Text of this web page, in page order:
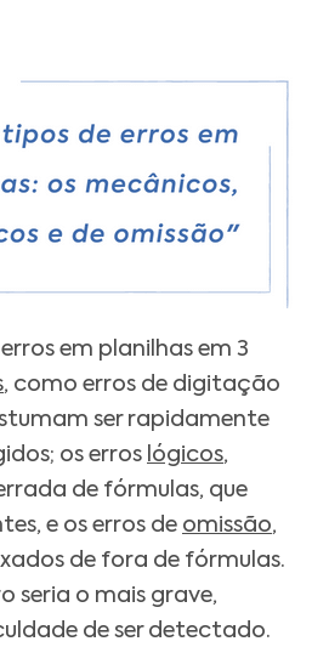
em planilhas em 3
, como erros de digitação
ser rapidamente
os erros lógicos,
de fórmulas, que
e os erros de omissão,
de fora de fórmulas.
seria o mais grave,
de ser detectado.